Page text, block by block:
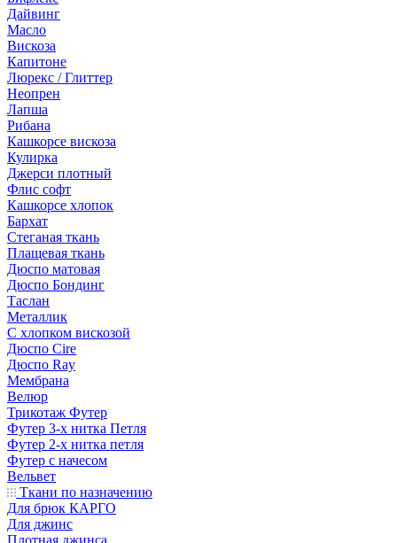
Дайвинг
Масло
Вискоза
Капитоне
Люрекс / Глиттер
Неопрен
Лапша
Рибана
Кашкорсе вискоза
Кулирка
Джерси плотный
Флис софт
Кашкорсе хлопок
Бархат
Стеганая ткань
Плащевая ткань
Дюспо матовая
Дюспо Бондинг
Таслан
Металлик
С хлопком вискозой
Дюспо Cire
Дюспо Ray
Мембрана
Велюр
Трикотаж Футер
Футер 3-х нитка Петля
Футер 2-х нитка петля
Футер с начесом
Вельвет
Ткани по назначению
Для брюк КАРГО
Для джинс
Плотная джинса